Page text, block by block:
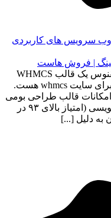
وب سرویس های کاربردی
| فروش هاست
قالب سایت ققنوس هاستینگ قالب ققنوس یک قالب WHMCS
هاستینگ است که دارای امکانات کامل برای سایت whmcs هست.
قالب طراحی بومی
با سلیقه ایرانی سبک و بهینه از نظر کد نویسی (امتیاز بالای ۹۳ در
به دلیل [...]